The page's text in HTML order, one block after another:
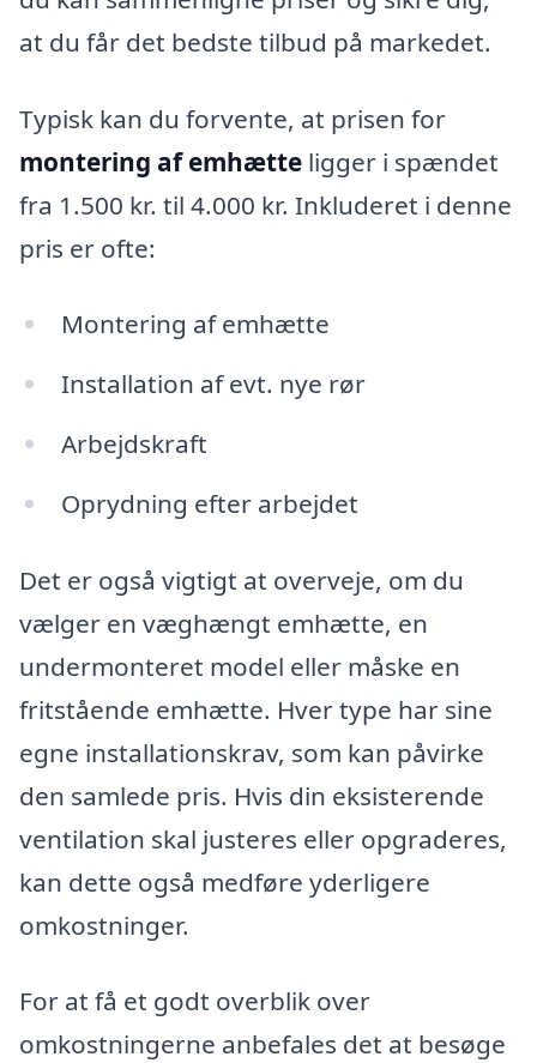
at du får det bedste tilbud på markedet.
Typisk kan du forvente, at prisen for
montering af emhætte ligger i spændet
fra 1.500 kr. til 4.000 kr. Inkluderet i denne
pris er ofte:
Montering af emhætte
Installation af evt. nye rør
Arbejdskraft
Oprydning efter arbejdet
Det er også vigtigt at overveje, om du
vælger en væghængt emhætte, en
undermonteret model eller måske en
fritstående emhætte. Hver type har sine
egne installationskrav, som kan påvirke
den samlede pris. Hvis din eksisterende
ventilation skal justeres eller opgraderes,
kan dette også medføre yderligere
omkostninger.
For at få et godt overblik over
omkostningerne anbefales det at besøge